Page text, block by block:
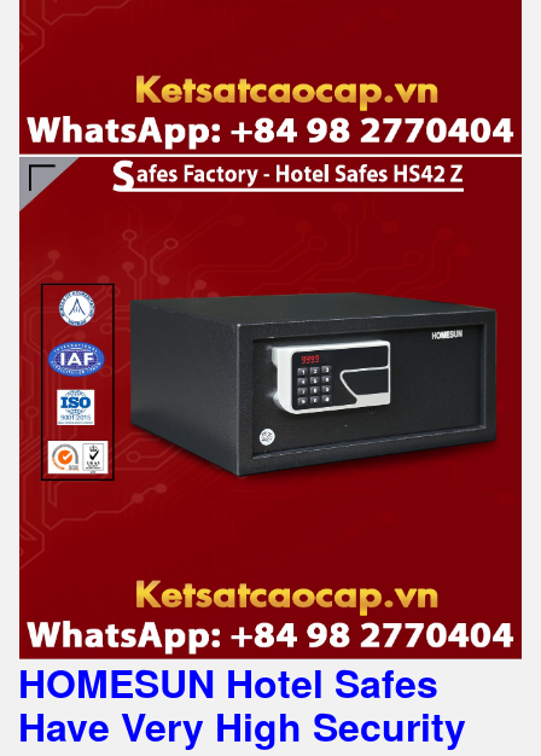
HOMESUN Hotel Safes
Have Very High Security